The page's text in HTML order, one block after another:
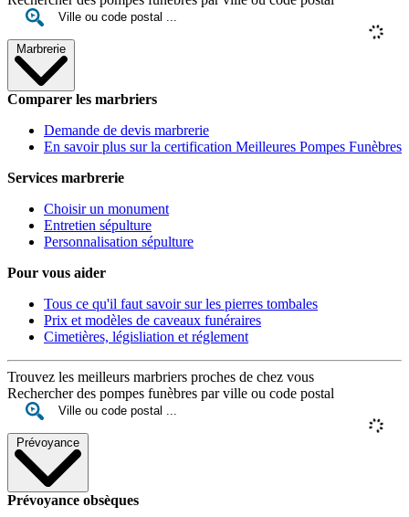
Marbrerie
Comparer les marbriers
Demande de devis marbrerie
En savoir plus sur la certification Meilleures Pompes Funèbres
Services marbrerie
Choisir un monument
Entretien sépulture
Personnalisation sépulture
Pour vous aider
Tous ce qu'il faut savoir sur les pierres tombales
Prix et modèles de caveaux funéraires
Cimetières, législiation et réglement
Trouvez les meilleurs marbriers proches de chez vous
Rechercher des pompes funèbres par ville ou code postal
Prévoyance
Prévoyance obsèques